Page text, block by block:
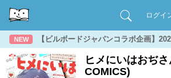
ログイ
NEW 【ビルボードジャパンコラボ企画】
ヒメにいはおぢ
COMICS)